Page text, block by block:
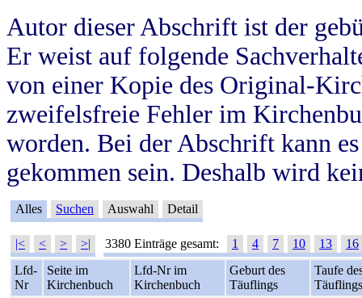
Autor dieser Abschrift ist der
Er weist auf folgende
von einer Kopie des Original-
zweifelsfreie Fehler im
worden. Bei der Abschrift kann
gekommen sein. Deshalb wird
Alles Suchen Auswahl Detail
|< < > >| 3380 Einträge gesamt: 1 4 7 10 13
16
Lfd-
Nr
Seite im
Kirchenbuch
Lfd-Nr im
Kirchenbuch
Geburt des
Täuflings
Taufe
Täuflings